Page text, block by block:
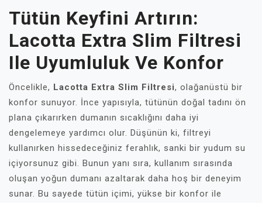
Tütün Keyfini Artırın:
Lacotta Extra Slim Filtresi
Ile Uyumluluk Ve Konfor
Öncelikle, Lacotta Extra Slim Filtresi, olağanüstü bir
konfor sunuyor. İnce yapısıyla, tütünün doğal tadını ön
plana çıkarırken dumanın sıcaklığını daha iyi
dengelemeye yardımcı olur. Düşünün ki, filtreyi
kullanırken hissedeceğiniz ferahlık, sanki bir yudum su
içiyorsunuz gibi. Bunun yanı sıra, kullanım sırasında
oluşan yoğun dumanı azaltarak daha hoş bir deneyim
sunar. Bu sayede tütün içimi, yükse bir konfor ile